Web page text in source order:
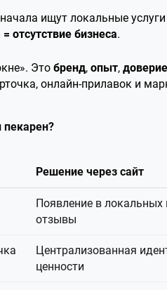
ищут локальные
отсутствие бизнеса.
Это бренд, опыт, доверие
онлайн-прилавок и
пекарен?
Решение через сайт
Появление в локальных
отзывы
Централизованная
ценности